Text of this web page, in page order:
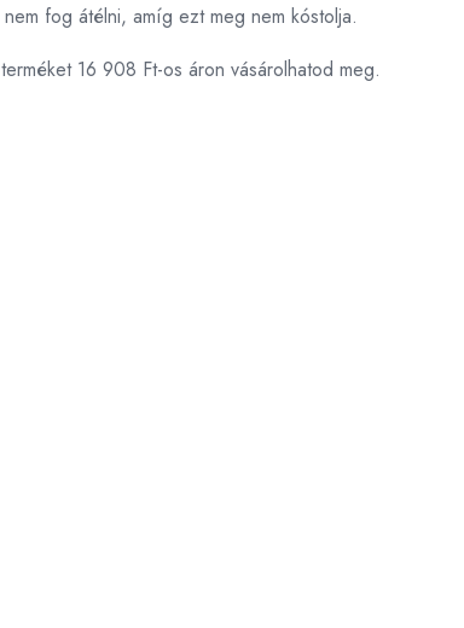
fog átélni, amíg ezt meg nem kóstolja.
16 908 Ft-os áron vásárolhatod meg.